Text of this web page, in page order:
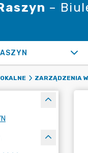
–
ZARZĄDZENIA